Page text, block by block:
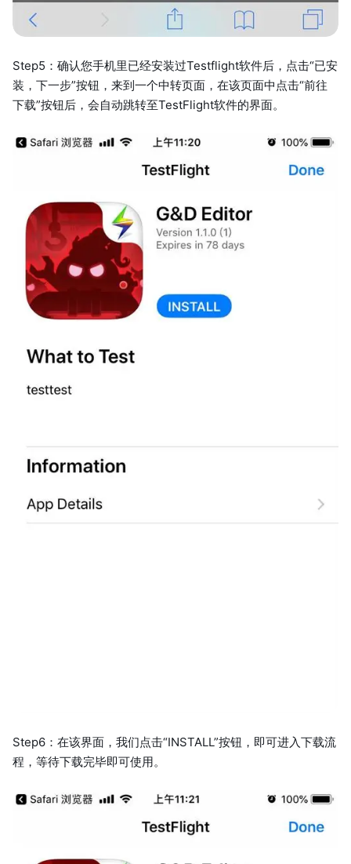
Step5：确认您手机里已经安装过Testflight软件后，点击“已安
装，下一步”按钮，来到一个中转页面，在该页面中点击“前往
下载”按钮后，会自动跳转至TestFlight软件的界面。
Step6：在该界面，我们点击“INSTALL”按钮，即可进入下载流
程，等待下载完毕即可使用。